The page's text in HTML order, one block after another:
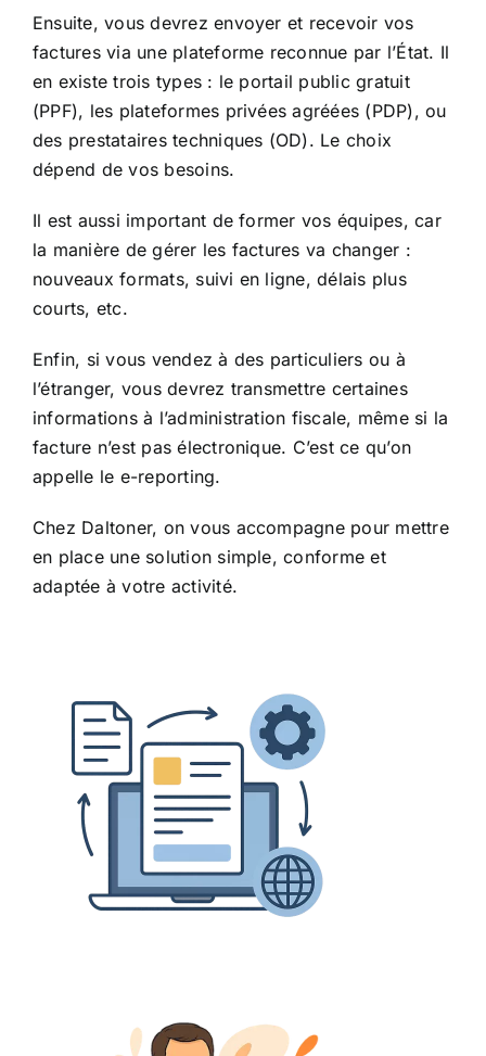
Ensuite, vous devrez envoyer et recevoir vos
factures via une plateforme reconnue par l’État. Il
en existe trois types : le portail public gratuit
(PPF), les plateformes privées agréées (PDP), ou
des prestataires techniques (OD). Le choix
dépend de vos besoins.
Il est aussi important de former vos équipes, car
la manière de gérer les factures va changer :
nouveaux formats, suivi en ligne, délais plus
courts, etc.
Enfin, si vous vendez à des particuliers ou à
l’étranger, vous devrez transmettre certaines
informations à l’administration fiscale, même si la
facture n’est pas électronique. C’est ce qu’on
appelle le e-reporting.
Chez Daltoner, on vous accompagne pour mettre
en place une solution simple, conforme et
adaptée à votre activité.